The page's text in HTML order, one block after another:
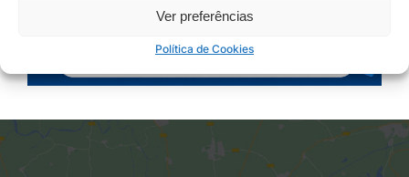
Ver preferências
Política de Cookies